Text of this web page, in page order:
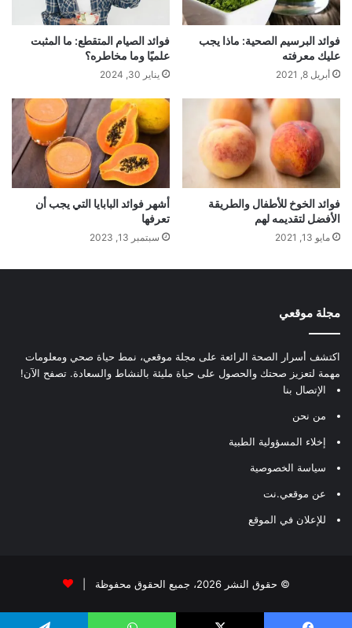
فوائد البرسيم الصحية: ماذا يجب
عليك معرفته
أبريل 8, 2021
فوائد الصيام المتقطع: ما المثبت
علميًا وما مخاطره؟
يناير 30, 2024
فوائد الخوخ للأطفال والطريقة
الأفضل لتقديمه لهم
مايو 13, 2021
أشهر فوائد البابايا التي يجب أن
تعرفها
سبتمبر 13, 2023
مجلة موقعي
اكتشف أسرار الصحة الرائعة على مجلة موقعي، نمط حياة صحي ومعلومات
مهمة لتعزيز صحتك والحصول على حياة مليئة بالنشاط والسعادة. تصفح الآن!
الإتصال بنا
من نحن
إخلاء المسؤولية الطبية
سياسة الخصوصية
عن موقعي.نت
للإعلان في الموقع
© حقوق النشر 2026، جميع الحقوق محفوظة |